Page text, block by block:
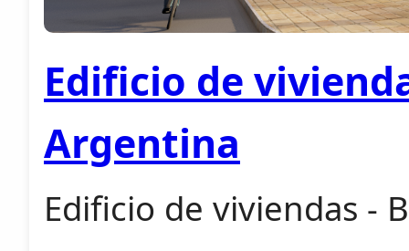
Edificio de
Argentina
Edificio de viviendas -